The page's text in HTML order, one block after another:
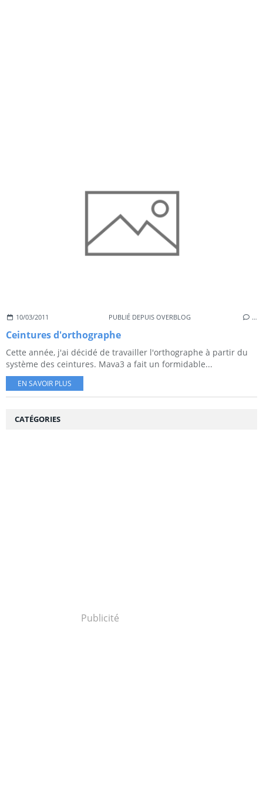
10/03/2011 PUBLIÉ DEPUIS OVERBLOG …
Ceintures d'orthographe
Cette année, j'ai décidé de travailler l'orthographe à partir du
système des ceintures. Mava3 a fait un formidable...
EN SAVOIR PLUS
Publicité
CATÉGORIES